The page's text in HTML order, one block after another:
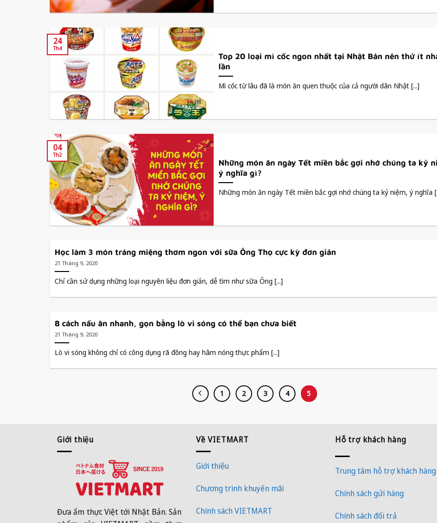
Top 20 loại mì cốc ngon nhất tại Nhật Bản nên thử ít
lần
Mì cốc từ lâu đã là món ăn quen thuộc của cả người dân Nhật [...]
24
Th4
Những món ăn ngày Tết miền bắc gợi nhớ chúng ta kỷ
ý nghĩa gì?
Những món ăn ngày Tết miền bắc gợi nhớ chúng ta kỷ niệm, ý nghĩa
04
Th2
Học làm 3 món tráng miệng thơm ngon với sữa Ông Thọ cực kỳ đơn giản
21 Tháng 9, 2020
Chỉ cần sử dụng những loại nguyên liệu đơn giản, dễ tìm như sữa Ông [...]
8 cách nấu ăn nhanh, gọn bằng lò vi sóng có thể bạn chưa biết
21 Tháng 9, 2020
Lò vi sóng không chỉ có công dụng rã đông hay hâm nóng thực phẩm [...]
1 2 3 4 5
Giới thiệu
Đưa ẩm thực Việt tới Nhật Bản. Sản
Về VIETMART
Giới thiệu
Chương trình khuyến mãi
Chính sách VIETMART
Hỗ trợ khách hàng
Trung tâm hỗ trợ khách hàng
Chính sách gửi hàng
Chính sách đổi trả